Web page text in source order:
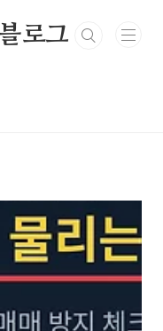
로그